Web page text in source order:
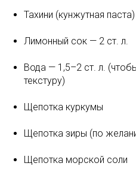
Тахини (кунжутная
Лимонный сок — 2 ст. л.
Вода — 1,5–2 ст. л.
текстуру)
Щепотка куркумы
Щепотка зиры (по
Щепотка морской соли